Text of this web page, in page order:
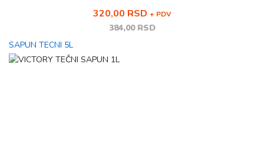
320,00 RSD + PDV
384,00 RSD
SAPUN TECNI 5L